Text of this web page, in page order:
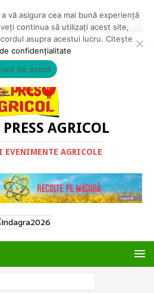
AGRICOL
AGRICOLE
vă asigura cea mai bună experiență
continua să utilizați acest site,
asupra acestui lucru. Citește
confidențialitate
de acord